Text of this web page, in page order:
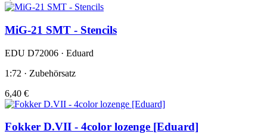
MiG-21 SMT - Stencils
EDU D72006 · Eduard
1:72 · Zubehörsatz
6,40 €
Fokker D.VII - 4color lozenge [Eduard]